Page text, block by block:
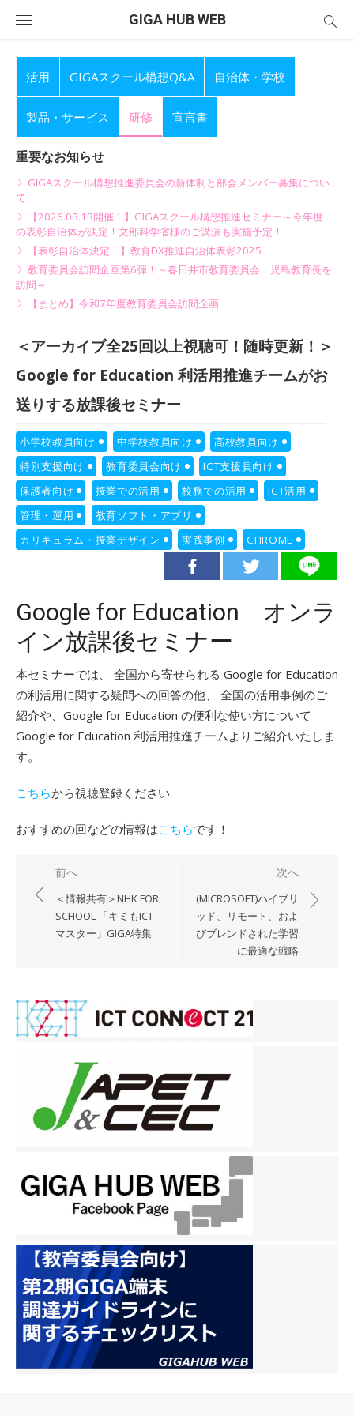
GIGA HUB WEB
活用 GIGAスクール構想Q&A 自治体・学校
製品・サービス 研修 宣言書
重要なお知らせ
GIGAスクール構想推進委員会の新体制と部会メンバー募集につい
て
【2026.03.13開催！】GIGAスクール構想推進セミナー～今年度
の表彰自治体が決定！文部科学省様のご講演も実施予定！
【表彰自治体決定！】教育DX推進自治体表彰2025
教育委員会訪問企画第6弾！～春日井市教育委員会 児島教育長を
訪問～
【まとめ】令和7年度教育委員会訪問企画
＜アーカイブ全25回以上視聴可！随時更新！＞
Google for Education 利活用推進チームがお
送りする放課後セミナー
小学校教員向け 中学校教員向け
高校教員向け
特別支援向け
教育委員会向け
ICT支援員向け
保護者向け
授業での活用 校務での活用
ICT活用
管理・運用
教育ソフト・アプリ
カリキュラム・授業デザイン
実践事例 CHROME
Google for Education オンラ
イン放課後セミナー
本セミナーでは、 全国から寄せられる Google for Education
の利活用に関する疑問への回答の他、 全国の活用事例のご
紹介や、Google for Education の便利な使い方について
Google for Education 利活用推進チームよりご紹介いたしま
す。
こちらから視聴登録ください
おすすめの回などの情報はこちらです！
シ
ョ
前へ
＜情報共有＞NHK FOR
SCHOOL 「キミもICT
マスター」GIGA特集
次へ
(MICROSOFT)ハイブリ
ッド、リモート、およ
びブレンドされた学習
に最適な戦略